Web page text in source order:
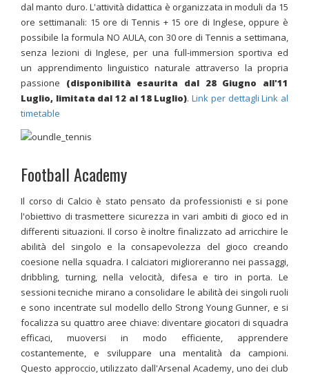
dal manto duro. L'attività didattica è organizzata in moduli da 15
ore settimanali: 15 ore di Tennis + 15 ore di Inglese, oppure è
possibile la formula NO AULA, con 30 ore di Tennis a settimana,
senza lezioni di Inglese, per una full-immersion sportiva ed
un apprendimento linguistico naturale attraverso la propria
passione (disponibilità esaurita dal 28 Giugno all'11
Luglio, limitata dal 12 al 18 Luglio).Link per dettagli Link al
timetable
Football Academy
Il corso di Calcio è stato pensato da professionisti e si pone
l'obiettivo di trasmettere sicurezza in vari ambiti di gioco ed in
differenti situazioni. Il corso è inoltre finalizzato ad arricchire le
abilità del singolo e la consapevolezza del gioco creando
coesione nella squadra. I calciatori miglioreranno nei passaggi,
dribbling, turning, nella velocità, difesa e tiro in porta. Le
sessioni tecniche mirano a consolidare le abilità dei singoli ruoli
e sono incentrate sul modello dello Strong Young Gunner, e si
focalizza su quattro aree chiave: diventare giocatori di squadra
efficaci, muoversi in modo efficiente, apprendere
costantemente, e sviluppare una mentalità da campioni.
Questo approccio, utilizzato dall'Arsenal Academy, uno dei club